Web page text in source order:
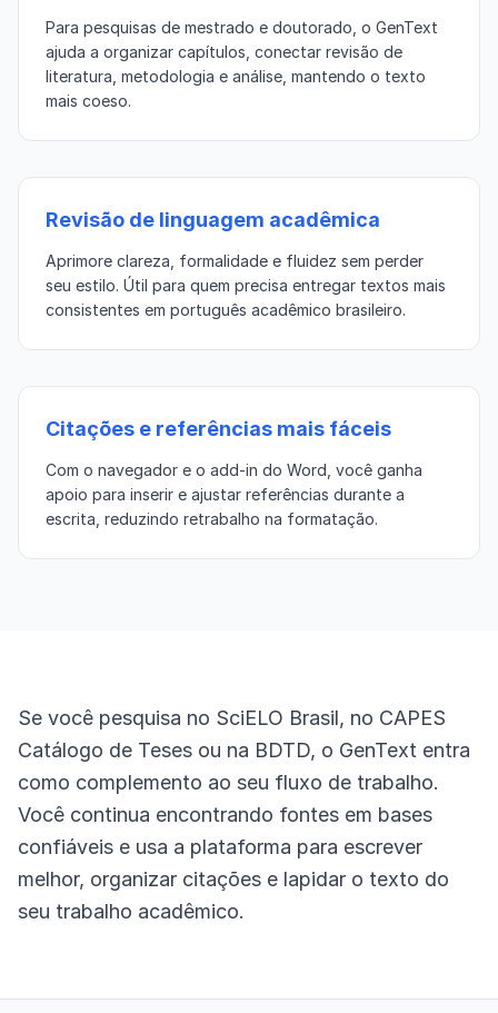
Para pesquisas de mestrado e doutorado, o GenText
ajuda a organizar capítulos, conectar revisão de
literatura, metodologia e análise, mantendo o texto
mais coeso.
Revisão de linguagem acadêmica
Aprimore clareza, formalidade e fluidez sem perder
seu estilo. Útil para quem precisa entregar textos mais
consistentes em português acadêmico brasileiro.
Citações e referências mais fáceis
Com o navegador e o add-in do Word, você ganha
apoio para inserir e ajustar referências durante a
escrita, reduzindo retrabalho na formatação.
Se você pesquisa no SciELO Brasil, no CAPES
Catálogo de Teses ou na BDTD, o GenText entra
como complemento ao seu fluxo de trabalho.
Você continua encontrando fontes em bases
confiáveis e usa a plataforma para escrever
melhor, organizar citações e lapidar o texto do
seu trabalho acadêmico.